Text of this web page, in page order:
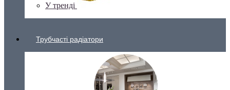
У тренді
Трубчасті радіатори